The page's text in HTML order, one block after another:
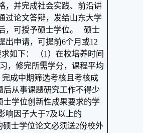
，并完成社会实践、前沿讲
过论文答辩，发给山东大学
，可授予硕士学位。 硕士
出申请，可提前6个月或12
如下： （1 ）在校培养时间
，修完所需学分，课程平均
完成中期筛选考核且考核成
从事课题研究工作不得少
学位创新性成果要求的学
响因子大于7及以上的
士学位论文必须送2份校外